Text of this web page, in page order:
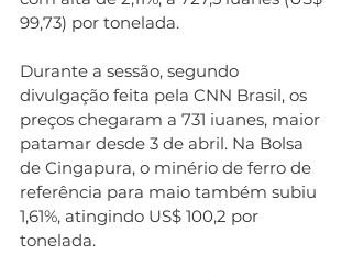
99,73) por tonelada.
Durante a sessão, segundo
divulgação feita pela CNN Brasil, os
preços chegaram a 731 iuanes, maior
patamar desde 3 de abril. Na Bolsa
de Cingapura, o minério de ferro de
referência para maio também subiu
1,61%, atingindo US$ 100,2 por
tonelada.